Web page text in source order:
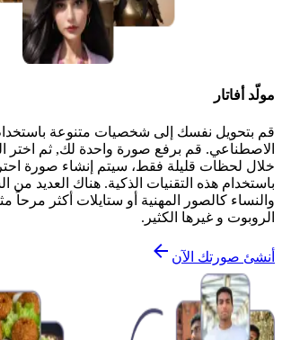
مولّد أفاتار
قم بتحويل نفسك إلى شخصيات متنوعة باستخدام
الاصطناعي. قم برفع صورة واحدة لك, ثم اختر
خلال لحظات قليلة فقط، سيتم إنشاء صورة
باستخدام هذه التقنيات الذكية. هناك العديد من
والنساء كالصور المهنية أو ستايلات أكثر مرحاً
الروبوت و غيرها الكثير.
أنشئ صورتك الآن